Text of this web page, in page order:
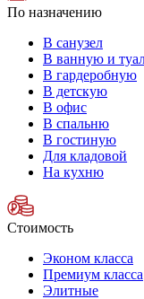
По назначению
В санузел
В ванную и
В гардеробную
В детскую
В офис
В спальню
В гостиную
Для кладовой
На кухню
Стоимость
Эконом класса
Премиум класса
Элитные